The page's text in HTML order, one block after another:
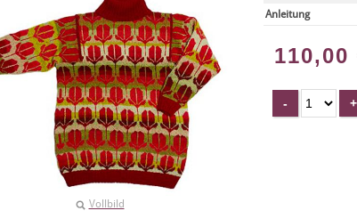
Vollbild
Anleitung
110,00